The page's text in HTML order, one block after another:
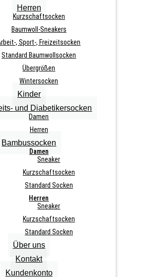
Herren
Kurzschaftsocken
Baumwoll-Sneakers
, Sport-, Freizeitsocken
Standard Baumwollsocken
Übergrößen
Wintersocken
Kinder
und Diabetikersocken
Damen
Herren
Bambussocken
Damen
Sneaker
Kurzschaftsocken
Standard Socken
Herren
Sneaker
Kurzschaftsocken
Standard Socken
Über uns
Kontakt
Kundenkonto